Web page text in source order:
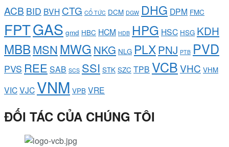
ACB BID BVH CTG CỔ TỨC DCM DGW DHG DPM FMC
FPTGAS gmd HBC HCM HDB HPG HSC HSG KDH
MBBMSNMWG NKG NLG PLXPNJ PTB PVD
PVS REE SAB SCS SSI STK SZC TPB VCBVHC VHM
VICVJC VNM VPB VRE
ĐỐI TÁC CỦA CHÚNG TÔI